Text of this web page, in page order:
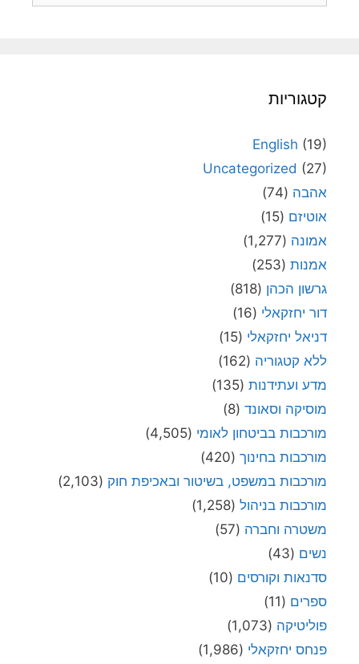
קטגוריות
English (19)
Uncategorized (27)
אהבה (74)
אוטיזם (15)
אמונה (1,277)
אמנות (253)
גרשון הכהן (818)
דור יחזקאלי (16)
דניאל יחזקאלי (15)
ללא קטגוריה (162)
מדע ועתידנות (135)
מוסיקה וסאונד (8)
מורכבות בביטחון לאומי (4,505)
מורכבות בחינוך (420)
מורכבות במשפט, בשיטור ובאכיפת חוק (2,103)
מורכבות בניהול (1,258)
משטרה וחברה (57)
נשים (43)
סדנאות וקורסים (10)
ספרים (11)
פוליטיקה (1,073)
פנחס יחזקאלי (1,986)